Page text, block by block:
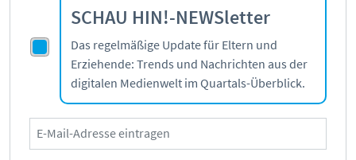
SCHAU HIN!-NEWSletter
Das regelmäßige Update für Eltern und
Erziehende: Trends und Nachrichten aus der
digitalen Medienwelt im Quartals-Überblick.
Elternangebote
Medienkurse
Online-Game
Presse
Mediathek